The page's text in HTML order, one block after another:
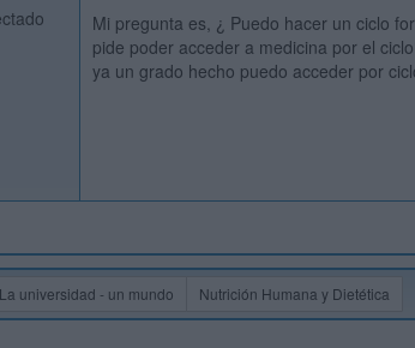
Mi pregunta es, ¿ Puedo hacer un ciclo
pide poder acceder a medicina por el
ya un grado hecho puedo acceder por
La universidad - un mundo Nutrición Humana y Dietética